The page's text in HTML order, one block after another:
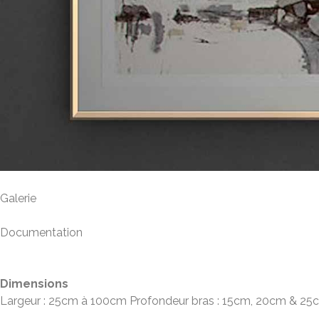
Galerie
Documentation
Dimensions
Largeur : 25cm à 100cm Profondeur bras : 15cm, 20cm &